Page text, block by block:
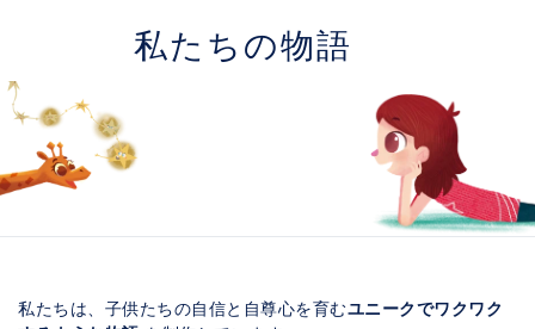
私たちの物語
私たちは、子供たちの自信と自尊心を育むユニークでワクワク